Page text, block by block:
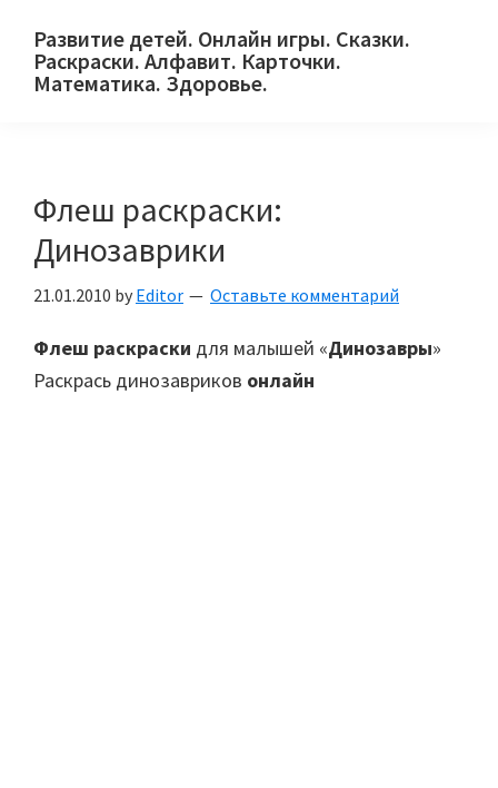
primary
main
primary
Развитие детей. Онлайн игры. Сказки.
Раскраски. Алфавит. Карточки.
Математика. Здоровье.
и
их
родителей.
Флеш раскраски:
Динозаврики
21.01.2010 by Editor Оставьте комментарий
Флеш раскраски для малышей «Динозавры»
Раскрась динозавриков онлайн